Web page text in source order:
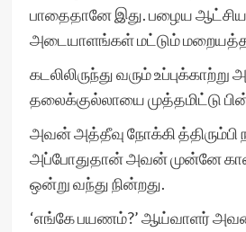
பாதைதானே இது. பழைய
அடையாளங்கள் மட்டும்
கடலிலிருந்து வரும்
தலைக்குல்லாயை முத்தமிட்டு
அவன் அத்தீவு நோக்கி த்திரும்பி
அப்போதுதான் அவன் முன்னே
ஒன்று வந்து நின்றது.
‘எங்கே பயணம்?’ ஆய்வாளர்